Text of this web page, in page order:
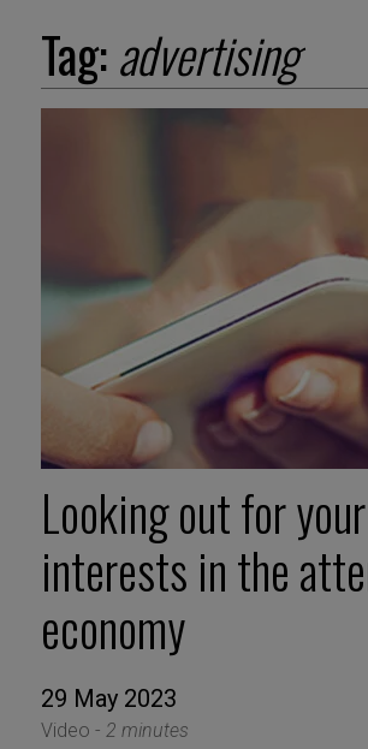
Tag:advertising
Looking out for your
interests in the
economy
29 May 2023
Video - 2 minutes